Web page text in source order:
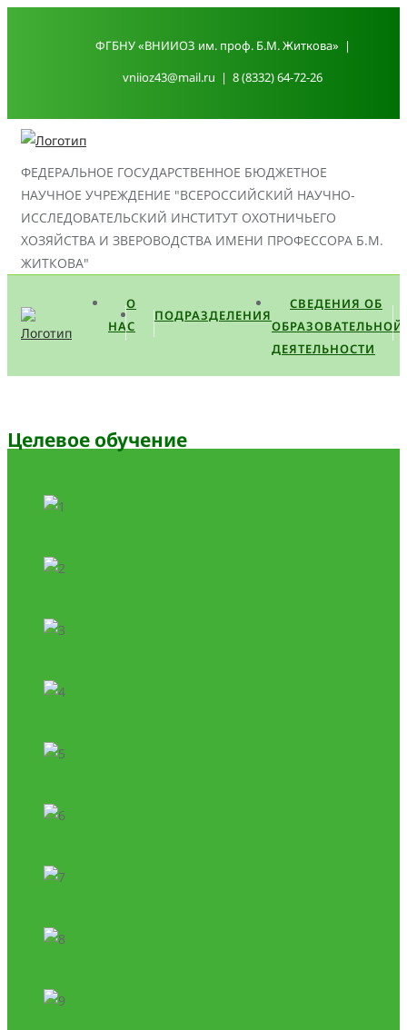
ФГБНУ «ВНИИОЗ им. проф. Б.М. Житкова»
vniioz43@mail.ru
8 (8332) 64-72-26
ФЕДЕРАЛЬНОЕ ГОСУДАРСТВЕННОЕ БЮДЖЕТНОЕ
НАУЧНОЕ УЧРЕЖДЕНИЕ "ВСЕРОССИЙСКИЙ НАУЧНО-
ИССЛЕДОВАТЕЛЬСКИЙ ИНСТИТУТ ОХОТНИЧЬЕГО
ХОЗЯЙСТВА И ЗВЕРОВОДСТВА ИМЕНИ ПРОФЕССОРА Б.М.
ЖИТКОВА"
О
НАС
ПОДРАЗДЕЛЕНИЯ
СВЕДЕНИЯ ОБ
ОБРАЗОВАТЕЛЬНОЙ
ДЕЯТЕЛЬНОСТИ
Целевое обучение